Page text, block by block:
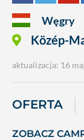
Węgry
Közép-
aktualizacja: 16
OFERTA
ZOBACZ